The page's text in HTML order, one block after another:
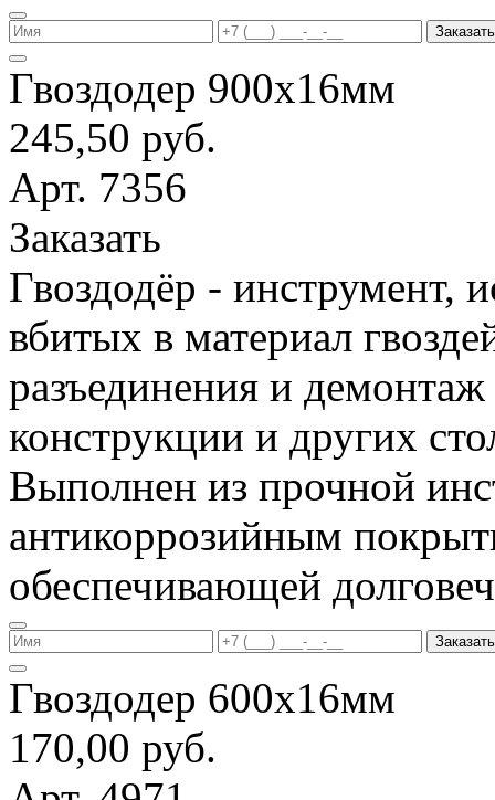
Заказать
Гвоздодер 900х16мм
245,50 руб.
Арт. 7356
Заказать
Гвоздодёр - инструмент,
вбитых в материал
разъединения и
конструкции и других
Выполнен из прочной
антикоррозийным
обеспечивающей
Заказать
Гвоздодер 600х16мм
170,00 руб.